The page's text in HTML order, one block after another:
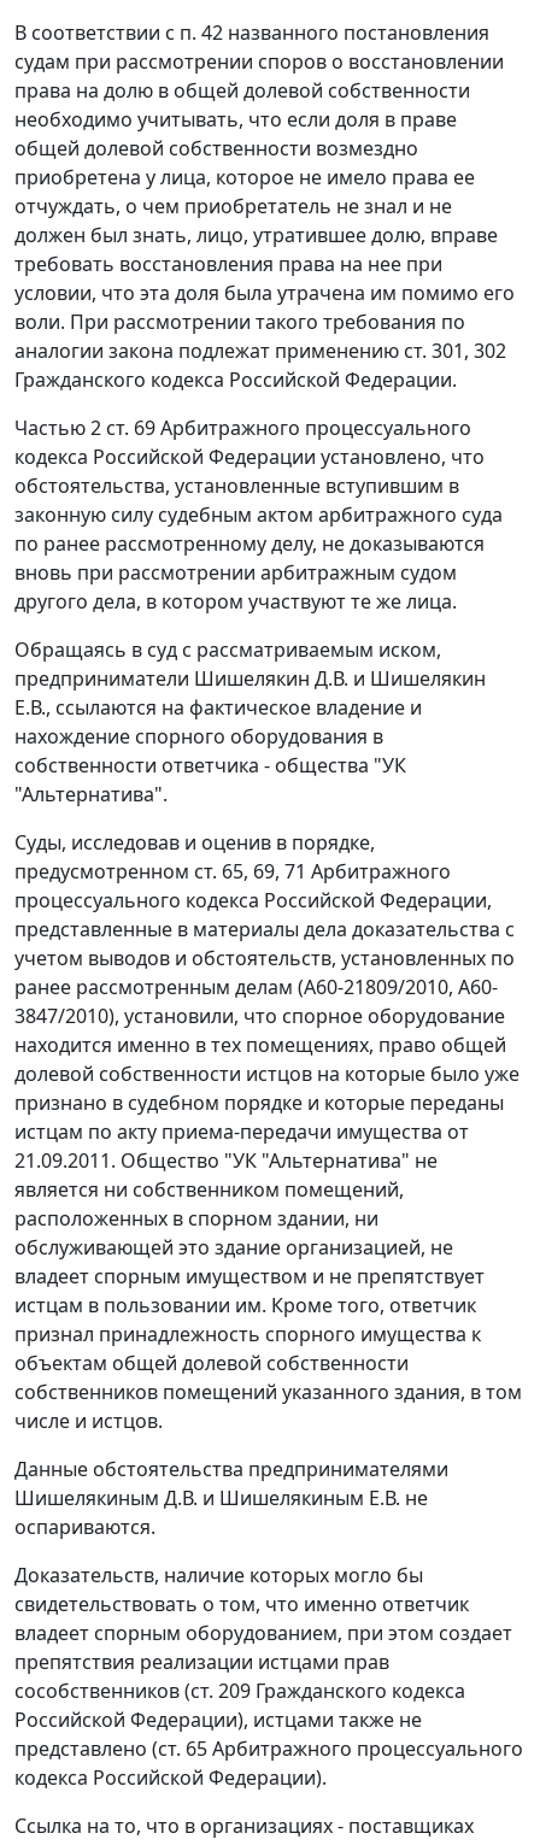
В соответствии с п. 42 названного постановления
судам при рассмотрении споров о восстановлении
права на долю в общей долевой собственности
необходимо учитывать, что если доля в праве
общей долевой собственности возмездно
приобретена у лица, которое не имело права ее
отчуждать, о чем приобретатель не знал и не
должен был знать, лицо, утратившее долю, вправе
требовать восстановления права на нее при
условии, что эта доля была утрачена им помимо его
воли. При рассмотрении такого требования по
аналогии закона подлежат применению ст. 301, 302
Гражданского кодекса Российской Федерации.
Частью 2 ст. 69Арбитражного процессуального
кодекса Российской Федерации установлено, что
обстоятельства, установленные вступившим в
законную силу судебным актом арбитражного суда
по ранее рассмотренному делу, не доказываются
вновь при рассмотрении арбитражным судом
другого дела, в котором участвуют те же лица.
Обращаясь в суд с рассматриваемым иском,
предприниматели Шишелякин Д.В. и Шишелякин
Е.В., ссылаются на фактическое владение и
нахождение спорного оборудования в
собственности ответчика - общества "УК
"Альтернатива".
Суды, исследовав и оценив в порядке,
предусмотренном ст. 65, 69, 71 Арбитражного
процессуального кодекса Российской Федерации,
представленные в материалы дела доказательства с
учетом выводов и обстоятельств, установленных по
ранее рассмотренным делам (А60-21809/2010, А60-
3847/2010), установили, что спорное оборудование
находится именно в тех помещениях, право общей
долевой собственности истцов на которые было уже
признано в судебном порядке и которые переданы
истцам по акту приема-передачи имущества от
21.09.2011. Общество "УК "Альтернатива" не
является ни собственником помещений,
расположенных в спорном здании, ни
обслуживающей это здание организацией, не
владеет спорным имуществом и не препятствует
истцам в пользовании им. Кроме того, ответчик
признал принадлежность спорного имущества к
объектам общей долевой собственности
собственников помещений указанного здания, в том
числе и истцов.
Данные обстоятельства предпринимателями
Шишелякиным Д.В. и Шишелякиным Е.В. не
оспариваются.
Доказательств, наличие которых могло бы
свидетельствовать о том, что именно ответчик
владеет спорным оборудованием, при этом создает
препятствия реализации истцами прав
сособственников (ст. 209 Гражданского кодекса
Российской Федерации), истцами также не
представлено (ст. 65Арбитражного процессуального
кодекса Российской Федерации).
Ссылка на то, что в организациях - поставщиках